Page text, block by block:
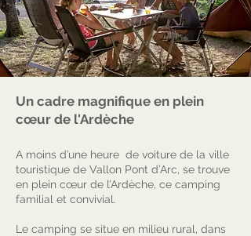
Un cadre magnifique en plein
cœur de l'Ardèche
A moins d’une heure de voiture de la ville
touristique de Vallon Pont d’Arc, se trouve
en plein cœur de l’Ardèche, ce camping
familial et convivial.
Le camping se situe en milieu rural, dans